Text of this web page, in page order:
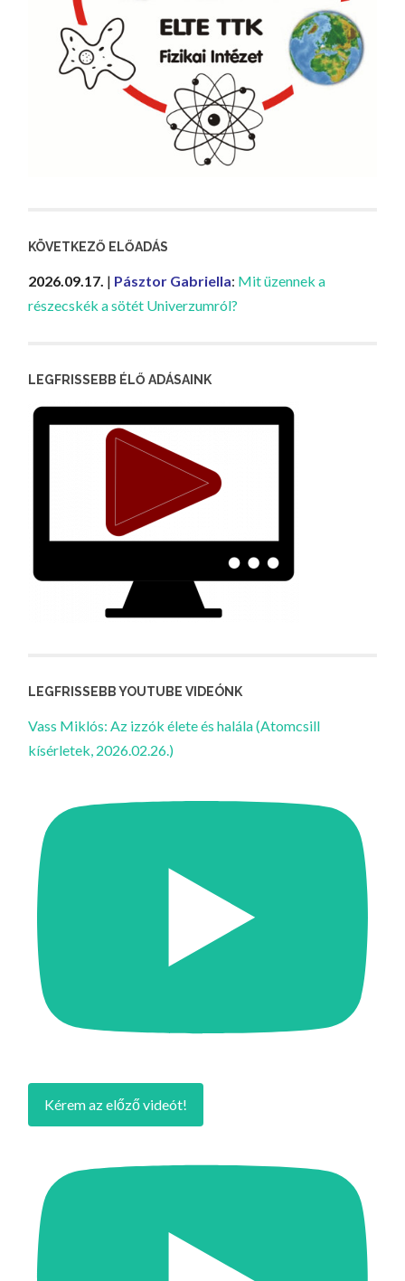
KÖVETKEZŐ ELŐADÁS
2026.09.17. | Pásztor Gabriella: Mit üzennek a
részecskék a sötét Univerzumról?
LEGFRISSEBB ÉLŐ ADÁSAINK
LEGFRISSEBB YOUTUBE VIDEÓNK
Vass Miklós: Az izzók élete és halála (Atomcsill
kísérletek, 2026.02.26.)
Kérem az előző videót!